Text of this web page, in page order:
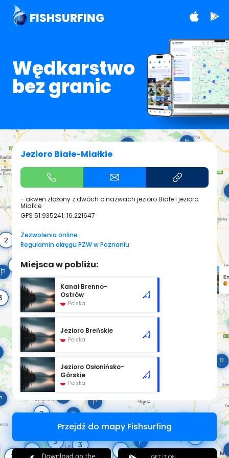
FISHSURFING
Wędkarstwo
bez granic
Jezioro Białe-Miałkie
- akwen złożony z dwóch o nazwach jezioro Białe i jezioro
Miałkie
GPS 51.935241; 16.221647
Zezwolenia online
Regulamin okręgu PZW w Poznaniu
Miejsca w pobliżu:
Kanał Brenno-
Ostrów
Polska
Jezioro Breńskie
Polska
Jezioro Osłonińsko-
Górskie
Polska
Przejdź do mapy Fishsurfing